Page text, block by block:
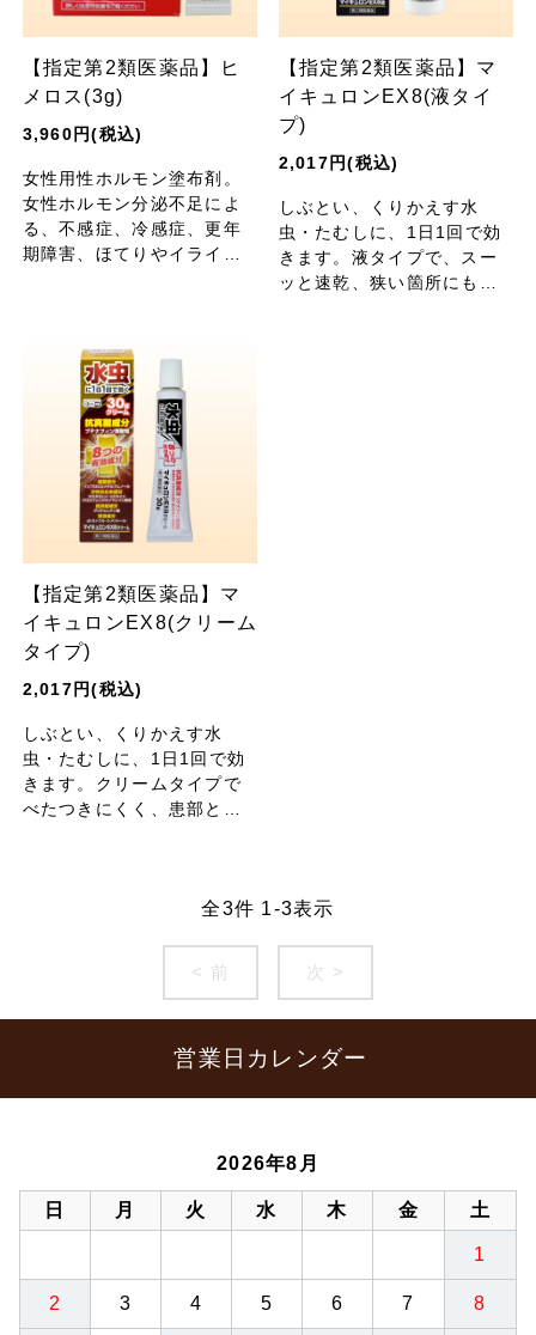
【指定第2類医薬品】ヒ
メロス(3g)
3,960円(税込)
女性用性ホルモン塗布剤。
女性ホルモン分泌不足によ
る、不感症、冷感症、更年
期障害、ほてりやイライラ
【指定第2類医薬品】マ
イキュロンEX8(液タイ
プ)
2,017円(税込)
しぶとい、くりかえす水
虫・たむしに、1日1回で効
きます。液タイプで、スー
ッと速乾、狭い箇所にも使
【指定第2類医薬品】マ
イキュロンEX8(クリーム
タイプ)
2,017円(税込)
しぶとい、くりかえす水
虫・たむしに、1日1回で効
きます。クリームタイプで
べたつきにくく、患部とそ
全3件 1-3表示
< 前 次 >
営業日カレンダー
2026年8月
日 月 火 水 木 金 土
1
2 3 4 5 6 7 8